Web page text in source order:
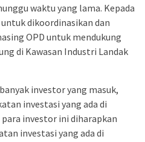
waktu yang lama. Kepada
dikoordinasikan dan
OPD untuk mendukung
di Kawasan Industri Landak
investor yang masuk,
investasi yang ada di
para investor ini diharapkan
investasi yang ada di